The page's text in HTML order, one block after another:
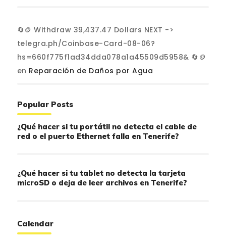
🔄🪙 Withdraw 39,437.47 Dollars NEXT ->
telegra.ph/Coinbase-Card-08-06?
hs=660f775f1ad34dda078a1a45509d5958& 🔄🪙
en Reparación de Daños por Agua
Popular Posts
¿Qué hacer si tu portátil no detecta el cable de
red o el puerto Ethernet falla en Tenerife?
¿Qué hacer si tu tablet no detecta la tarjeta
microSD o deja de leer archivos en Tenerife?
Calendar